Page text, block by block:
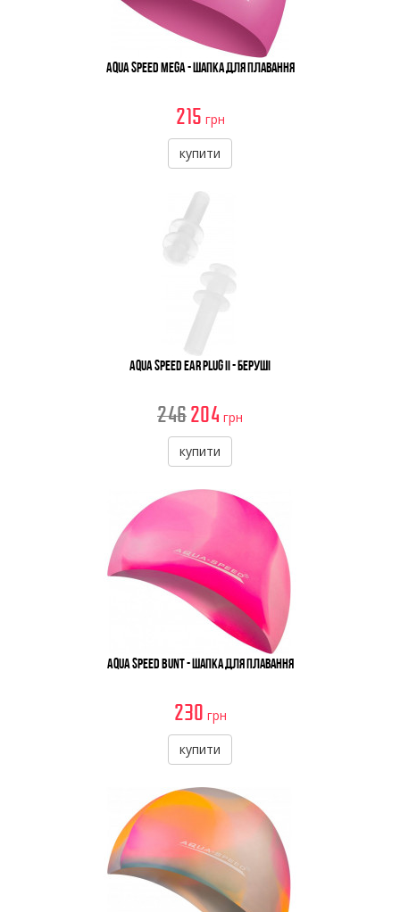
Aqua Speed Mega - Шапка Для Плавання
215 грн
купити
Aqua Speed Ear Plug II - Беруші
246204 грн
купити
Aqua Speed Bunt - Шапка Для Плавання
230 грн
купити